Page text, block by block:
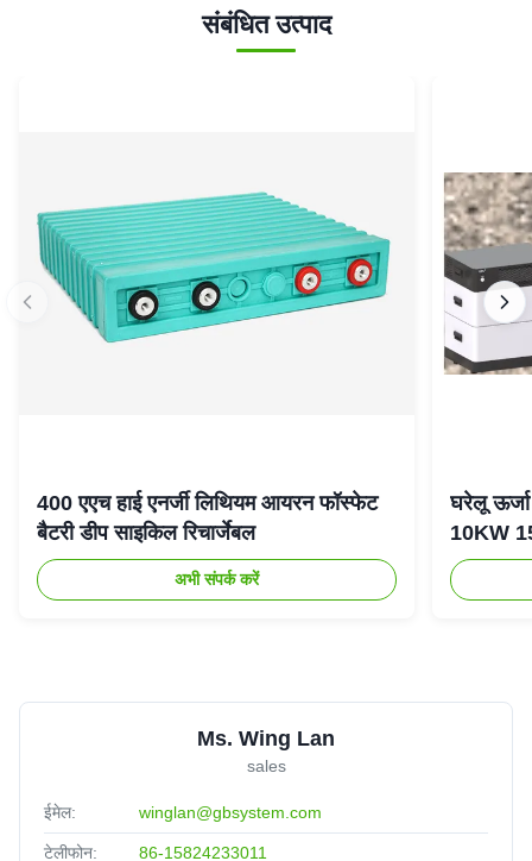
संबंधित उत्पाद
400 एएच हाई एनर्जी लिथियम आयरन फॉस्फेट
बैटरी डीप साइकिल रिचार्जेबल
अभी संपर्क करें
घरेलू
10KW
Ms. Wing Lan
sales
ईमेल: winglan@gbsystem.com
टेलीफोन: 86-15824233011